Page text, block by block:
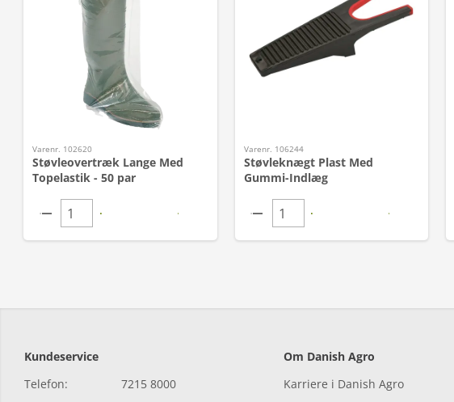
Varenr. 102620
Støvleovertræk Lange Med
Topelastik - 50 par
Varenr. 106244
Støvleknægt Plast Med
Gummi-Indlæg
Kundeservice
Telefon:
7215 8000
Om Danish Agro
Karriere i Danish Agro